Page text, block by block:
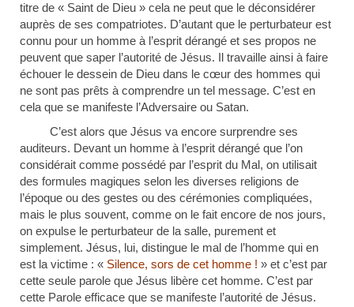
titre de « Saint de Dieu » cela ne peut que le déconsidérer
auprès de ses compatriotes. D’autant que le perturbateur est
connu pour un homme à l’esprit dérangé et ses propos ne
peuvent que saper l’autorité de Jésus. Il travaille ainsi à faire
échouer le dessein de Dieu dans le cœur des hommes qui
ne sont pas prêts à comprendre un tel message. C’est en
cela que se manifeste l’Adversaire ou Satan.
C’est alors que Jésus va encore surprendre ses
auditeurs. Devant un homme à l’esprit dérangé que l’on
considérait comme possédé par l’esprit du Mal, on utilisait
des formules magiques selon les diverses religions de
l’époque ou des gestes ou des cérémonies compliquées,
mais le plus souvent, comme on le fait encore de nos jours,
on expulse le perturbateur de la salle, purement et
simplement. Jésus, lui, distingue le mal de l’homme qui en
est la victime : « Silence, sors de cet homme ! » et c’est par
cette seule parole que Jésus libère cet homme. C’est par
cette Parole efficace que se manifeste l’autorité de Jésus.